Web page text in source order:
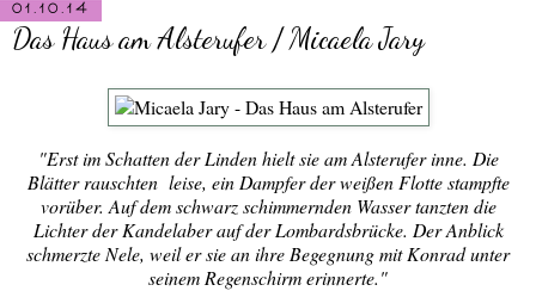
01.10.14
Das Haus am Alsterufer / Micaela Jary
"Erst im Schatten der Linden hielt sie am Alsterufer inne. Die
Blätter rauschten leise, ein Dampfer der weißen Flotte stampfte
vorüber. Auf dem schwarz schimmernden Wasser tanzten die
Lichter der Kandelaber auf der Lombardsbrücke. Der Anblick
schmerzte Nele, weil er sie an ihre Begegnung mit Konrad unter
seinem Regenschirm erinnerte."